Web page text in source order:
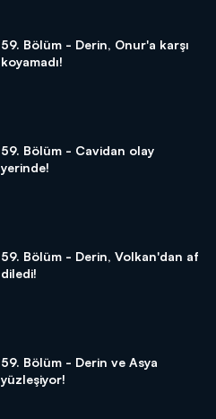
59. Bölüm - Derin, Onur'a karşı
koyamadı!
59. Bölüm - Cavidan olay
yerinde!
59. Bölüm - Derin, Volkan'dan af
diledi!
59. Bölüm - Derin ve Asya
yüzleşiyor!